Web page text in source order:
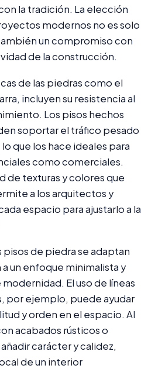
la tradición. La elección
modernos no es solo
un compromiso con
de la construcción.
de las piedras como el
incluyen su resistencia al
Los pisos hechos
soportar el tráfico pesado
que los hace ideales para
como comerciales.
de texturas y colores que
a los arquitectos y
espacio para ajustarlo a la
de piedra se adaptan
un enfoque minimalista y
El uso de líneas
por ejemplo, puede ayudar
y orden en el espacio. Al
acabados rústicos o
carácter y calidez,
de un interior